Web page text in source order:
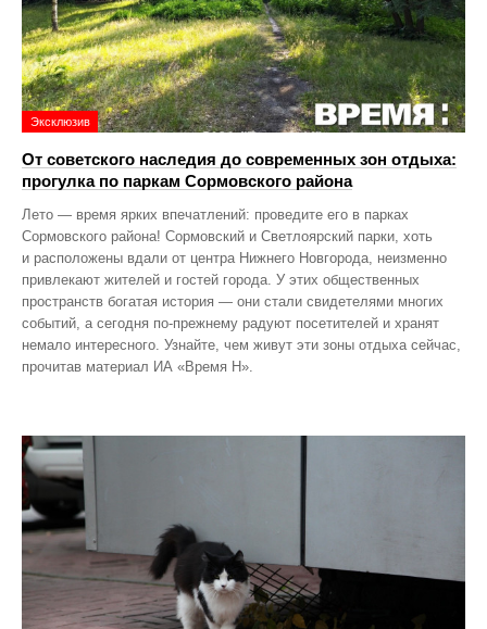
Эксклюзив
От советского наследия до современных зон отдыха:
прогулка по паркам Сормовского района
Лето — время ярких впечатлений: проведите его в парках
Сормовского района! Сормовский и Светлоярский парки, хоть
и расположены вдали от центра Нижнего Новгорода, неизменно
привлекают жителей и гостей города. У этих общественных
пространств богатая история — они стали свидетелями многих
событий, а сегодня по‑прежнему радуют посетителей и хранят
немало интересного. Узнайте, чем живут эти зоны отдыха сейчас,
прочитав материал ИА «Время Н».